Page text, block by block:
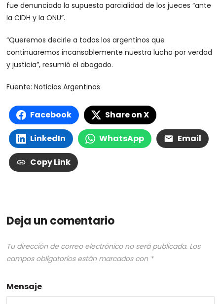
fue denunciada la supuesta parcialidad de los jueces “ante
la CIDH y la ONU”.
“Queremos decirle a todos los argentinos que
continuaremos incansablemente nuestra lucha por verdad
y justicia”, resumió el abogado.
Fuente: Noticias Argentinas
Facebook Share on X
LinkedIn WhatsApp Email
Copy Link
Deja un comentario
Tu dirección de correo electrónico no será publicada. Los
campos obligatorios están marcados con *
Mensaje